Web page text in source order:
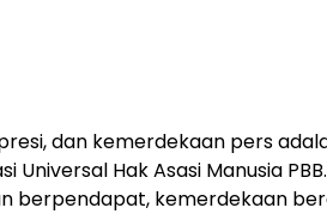
dan kemerdekaan pers
Universal Hak Asasi Manusia
berpendapat, kemerdekaan